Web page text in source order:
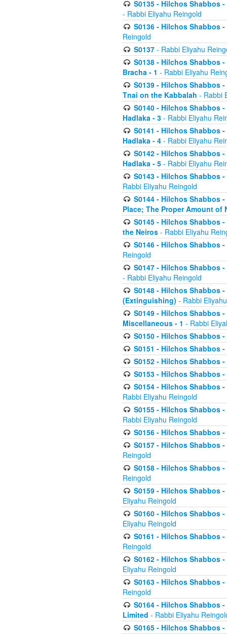
S0135 - Hilchos Shabbos
- Rabbi Eliyahu Reingold
S0136 - Hilchos Shabbos
Reingold
S0137- Rabbi Eliyahu
S0138 - Hilchos Shabbos
Bracha - 1 - Rabbi Eliyahu
S0139 - Hilchos Shabbos
Tnai on the Kabbalah - Rabbi
S0140 - Hilchos Shabbos
Hadlaka - 3 - Rabbi Eliyahu
S0141 - Hilchos Shabbos
Hadlaka - 4 - Rabbi Eliyahu
S0142 - Hilchos Shabbos
Hadlaka - 5 - Rabbi Eliyahu
S0143 - Hilchos Shabbos
Rabbi Eliyahu Reingold
S0144 - Hilchos Shabbos
Place; The Proper Amount of
S0145 - Hilchos Shabbos
the Neiros - Rabbi Eliyahu
S0146 - Hilchos Shabbos
Reingold
S0147 - Hilchos Shabbos
- Rabbi Eliyahu Reingold
S0148 - Hilchos Shabbos
(Extinguishing) - Rabbi
S0149 - Hilchos Shabbos
Miscellaneous - 1 - Rabbi
S0150 - Hilchos Shabbos
S0151 - Hilchos Shabbos
S0152 - Hilchos Shabbos
S0153 - Hilchos Shabbos
S0154 - Hilchos Shabbos
Rabbi Eliyahu Reingold
S0155 - Hilchos Shabbos
Rabbi Eliyahu Reingold
S0156 - Hilchos Shabbos
S0157 - Hilchos Shabbos
Reingold
S0158 - Hilchos Shabbos
Reingold
S0159 - Hilchos Shabbos
Eliyahu Reingold
S0160 - Hilchos Shabbos
Eliyahu Reingold
S0161 - Hilchos Shabbos
Reingold
S0162 - Hilchos Shabbos
Eliyahu Reingold
S0163 - Hilchos Shabbos
Reingold
S0164 - Hilchos Shabbos
Limited - Rabbi Eliyahu
S0165 - Hilchos Shabbos